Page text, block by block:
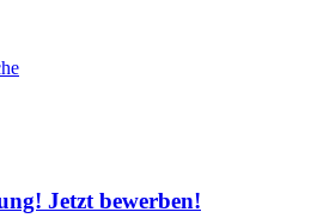
Jetzt bewerben!